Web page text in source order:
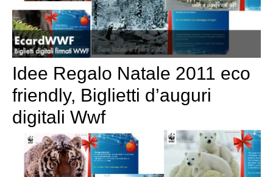
Idee Regalo Natale 2011 eco
friendly, Biglietti d’auguri
digitali Wwf